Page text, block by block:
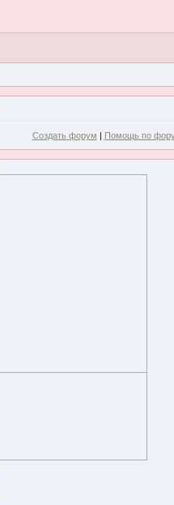
Создать форум | Помощь по